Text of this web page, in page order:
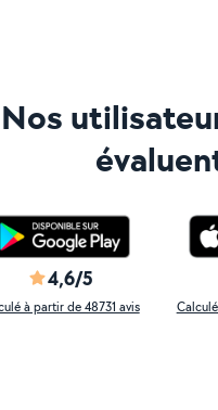
Nos
4,6/5
à partir de 48731 avis